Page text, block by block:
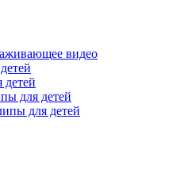
видео
для детей
для детей